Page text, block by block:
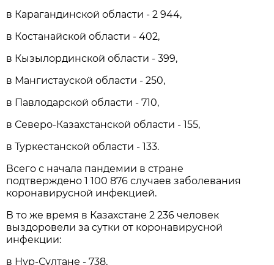
в Карагандинской области - 2 944,
в Костанайской области - 402,
в Кызылординской области - 399,
в Мангистауской области - 250,
в Павлодарской области - 710,
в Северо-Казахстанской области - 155,
в Туркестанской области - 133.
Всего с начала пандемии в стране
подтверждено 1 100 876 случаев заболевания
коронавирусной инфекцией.
В то же время в Казахстане 2 236 человек
выздоровели за сутки от коронавирусной
инфекции:
в Нур-Султане - 738,